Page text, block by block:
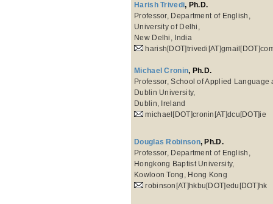
Harish Trivedi, Ph.D.
Professor, Department of English,
University of Delhi,
New Delhi, India
Michael Cronin, Ph.D.
Professor, School of Applied
Dublin University,
Dublin, Ireland
michael[DOT]cronin[AT]dcu[DOT]ie
Douglas Robinson, Ph.D.
Professor, Department of English,
Hongkong Baptist University,
Kowloon Tong, Hong Kong
robinson[AT]hkbu[DOT]edu[DOT]hk